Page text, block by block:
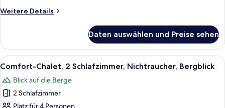
Bergblick
Weitere Details
Weitere
Zelt,
Schlafzimmer,
Bergblick
Daten auswählen und Preise sehen
Alle
Fotos
für
Comfort-
Ein gemütliches Zimmer mit Bett,
10
Comfort-Chalet, 2 Schlafzimmer, Nichtraucher, Bergblick
Blick auf die Berge
2 Schlafzimmer
Platz für 4 Personen